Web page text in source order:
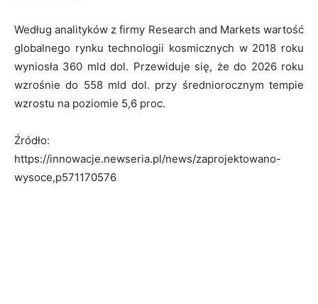
Według analityków z firmy Research and Markets wartość
globalnego rynku technologii kosmicznych w 2018 roku
wyniosła 360 mld dol. Przewiduje się, że do 2026 roku
wzrośnie do 558 mld dol. przy średniorocznym tempie
wzrostu na poziomie 5,6 proc.
Źródło:
https://innowacje.newseria.pl/news/zaprojektowano-
wysoce,p571170576